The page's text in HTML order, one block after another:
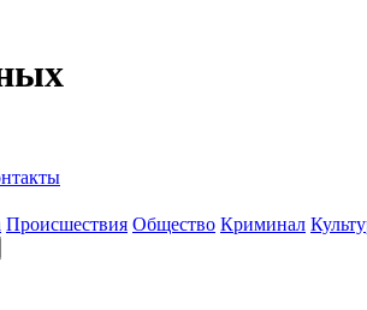
Происшествия Общество Криминал